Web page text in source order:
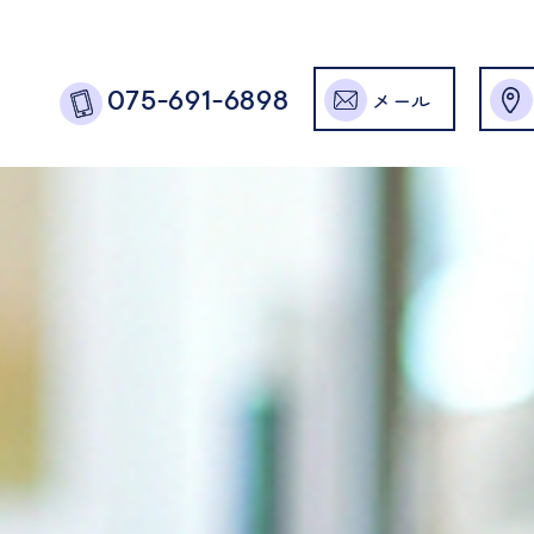
075-691-6898 メール